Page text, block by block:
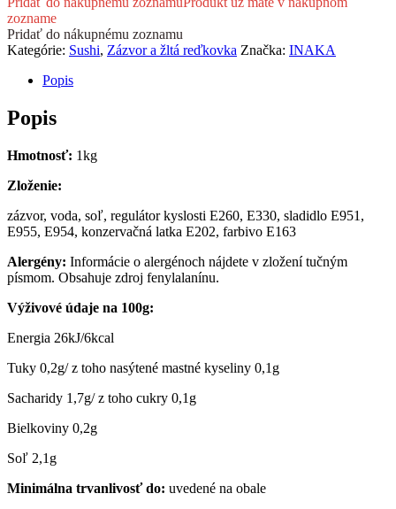
Ginger
Pink
1kg
zozname
Pridať do nákupnému zoznamu
Kategórie: Sushi, Zázvor a žltá reďkovka Značka: INAKA
Popis
Popis
Hmotnosť: 1kg
Zloženie:
zázvor, voda, soľ, regulátor kyslosti E260, E330, sladidlo E951,
E955, E954, konzervačná latka E202, farbivo E163
Alergény: Informácie o alergénoch nájdete v zložení tučným
písmom. Obsahuje zdroj fenylalanínu.
Výživové údaje na 100g:
Energia 26kJ/6kcal
Tuky 0,2g/ z toho nasýtené mastné kyseliny 0,1g
Sacharidy 1,7g/ z toho cukry 0,1g
Bielkoviny 0,2g
Soľ 2,1g
Minimálna trvanlivosť do: uvedené na obale